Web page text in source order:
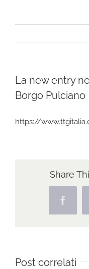
La new entry
Borgo Pulciano
https://
Share
Post correlati